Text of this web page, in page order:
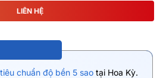
LIÊN HỆ
tiêu chuẩn độ bền 5 sao tại Hoa Kỳ.